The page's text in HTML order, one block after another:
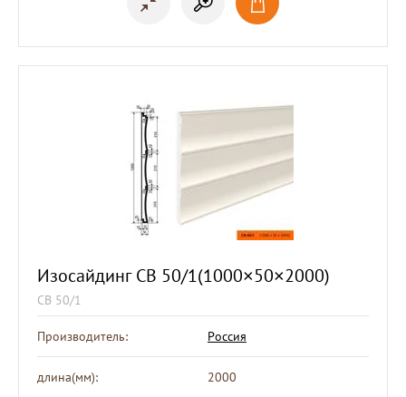
Изосайдинг СВ 50/1(1000×50×2000)
СВ 50/1
Производитель: Россия
длина(мм): 2000